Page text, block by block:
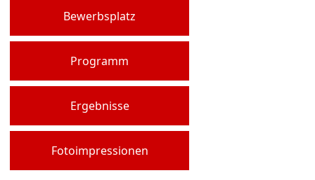
Bewerbsplatz
Programm
Ergebnisse
Fotoimpressionen